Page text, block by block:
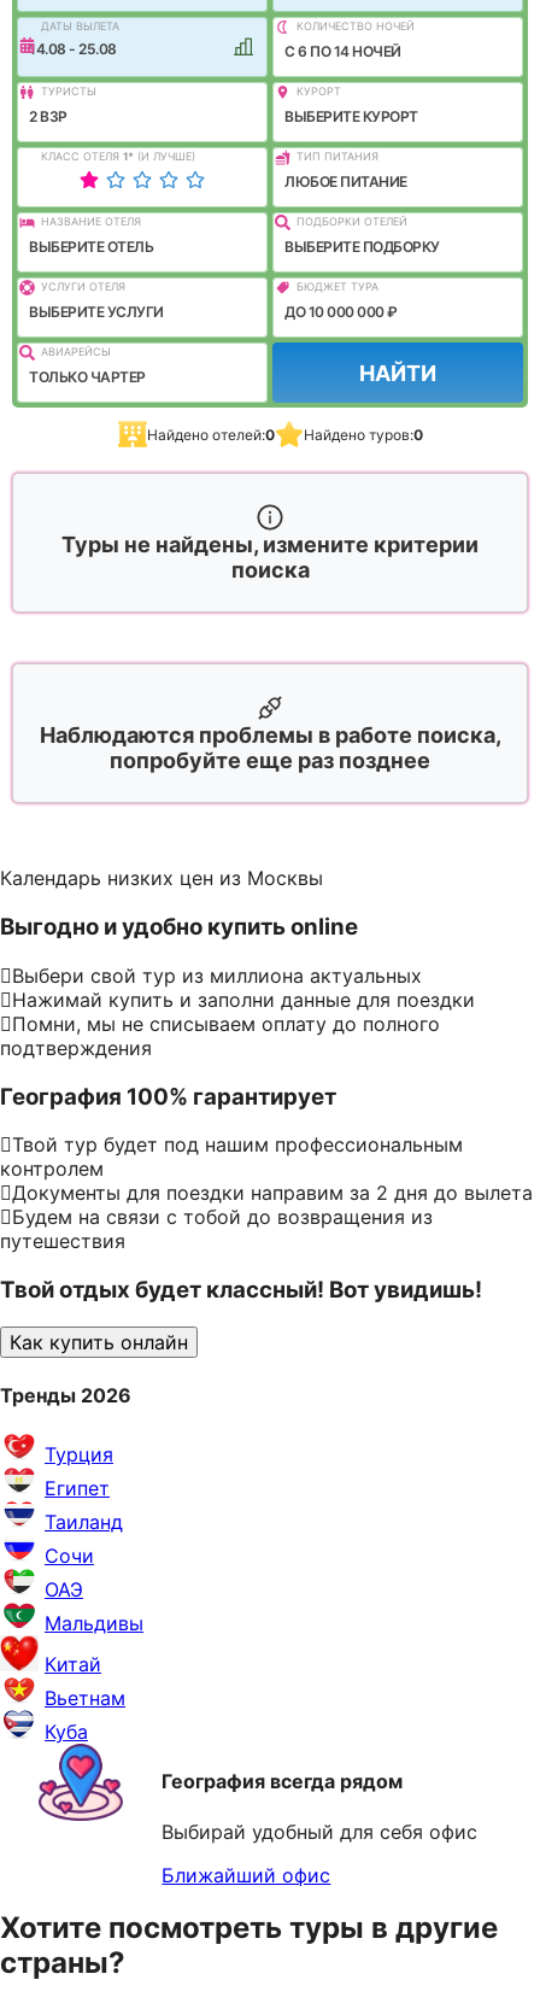
ДАТЫ ВЫЛЕТА
14.08 - 25.08
КОЛИЧЕСТВО НОЧЕЙ
C 6 ПО 14 НОЧЕЙ
ТУРИСТЫ
2 ВЗР
КУРОРТ
ВЫБЕРИТЕ КУРОРТ
КЛАСС ОТЕЛЯ 1* (И ЛУЧШЕ) ТИП ПИТАНИЯ
ЛЮБОЕ ПИТАНИЕ
НАЗВАНИЕ ОТЕЛЯ
ВЫБЕРИТЕ ОТЕЛЬ
ПОДБОРКИ ОТЕЛЕЙ
ВЫБЕРИТЕ ПОДБОРКУ
УСЛУГИ ОТЕЛЯ
ВЫБЕРИТЕ УСЛУГИ
БЮДЖЕТ ТУРА
ДО 10 000 000 ₽
АВИАРЕЙСЫ
ТОЛЬКО ЧАРТЕР НАЙТИ
Найдено отелей:0 Найдено туров:0
Туры не найдены, измените критерии
поиска
Наблюдаются проблемы в работе поиска,
попробуйте еще раз позднее
Календарь низких цен из Москвы
Выгодно и удобно купить online
Выбери свой тур из миллиона актуальных
Нажимай купить и заполни данные для поездки
Помни, мы не списываем оплату до полного
подтверждения
География 100% гарантирует
Твой тур будет под нашим профессиональным
контролем
Документы для поездки направим за 2 дня до вылета
Будем на связи с тобой до возвращения из
путешествия
Твой отдых будет классный! Вот увидишь!
Как купить онлайн
Тренды 2026
Турция
Египет
Таиланд
Сочи
ОАЭ
Мальдивы
Китай
Вьетнам
Куба
География всегда рядом
Выбирай удобный для себя офис
Ближайший офис
Хотите посмотреть туры в другие
страны?